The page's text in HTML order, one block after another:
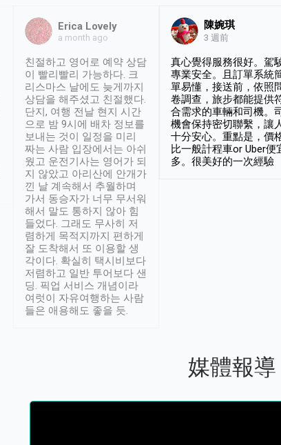
Erica Lovely
a month ago
친절하고 영어로 예약 상담
이 빨리빨리 가능하다. 크
리스마스 날에도 늦게까지
상담을 해주셨고 친절했다.
단지, 여행 전날 현지 시간
으로 밤 9시에 배차 정보를
보내는 것이 일정을 미리
짜는 사람 입장에서는 아쉬
웠고 운전기사는 영어가 되
지 않았고 아리산에 안개가
낀 날 계속해서 추월하며
가서 동승자가 너무 무서워
해서 말도 통하지 않아 힘
들었다. 그래도 무사히 저
렴하게 목적지까지 편하게
잘 도착해서 또 이용할 생
각이다. 확실히 택시비보다
저렴하고 일반 투어보다 샌
딩. 픽업 서비스 개념이라
여럿이 자유여행하는 사람
들은 애용해도 좋을 듯.
陳婉琪
3 週前
真心覺得服務很好。駕
專業安全。且訂單系統
單易懂，接送前，依照
卷調查，旅步都能提供
合需求的車輛和司機。司
機會保持密切聯繫，讓
十分安心。重點是，價
比一般計程車or Uber便
多。很美好的一次經驗
媒體報導